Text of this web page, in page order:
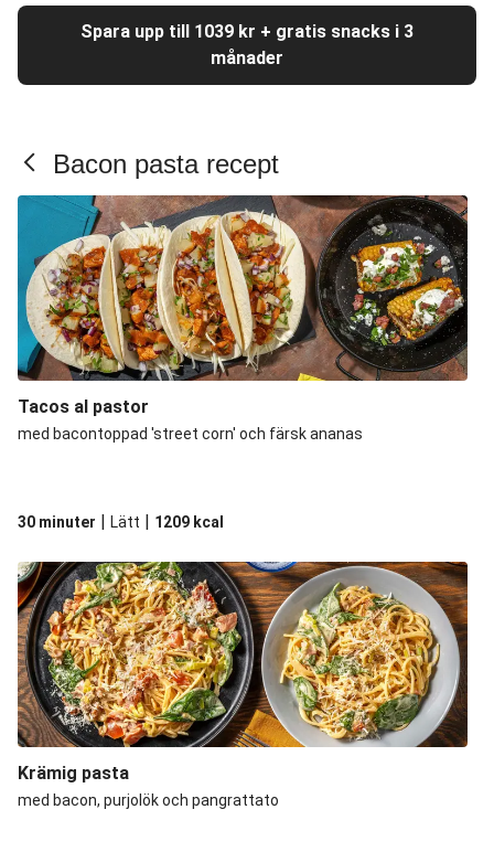
Spara upp till 1039 kr + gratis snacks i 3
månader
Bacon pasta recept
Tacos al pastor
med bacontoppad 'street corn' och färsk ananas
30 minuter | Lätt | 1209 kcal
Krämig pasta
med bacon, purjolök och pangrattato